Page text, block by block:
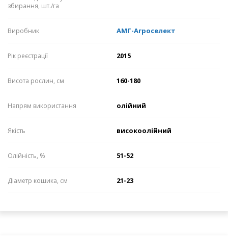
збирання, шт./га
Виробник АМГ-Агроселект
Рік реєстрації 2015
Висота рослин, см 160-180
Напрям використання олійний
Якість високоолійний
Олійність, % 51-52
Діаметр кошика, см 21-23